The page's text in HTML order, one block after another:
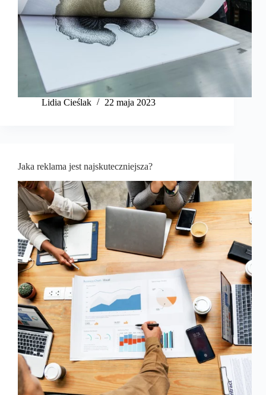
Lidia Cieślak 22 maja 2023
Jaka reklama jest najskuteczniejsza?